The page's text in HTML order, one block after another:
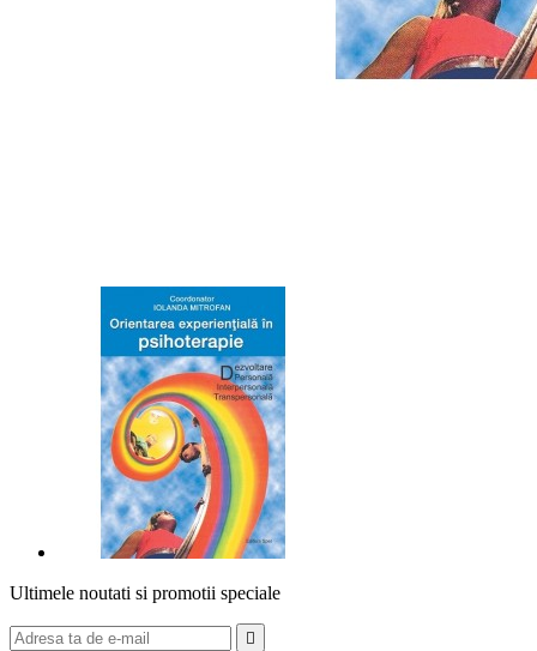
Ultimele noutati si promotii speciale
